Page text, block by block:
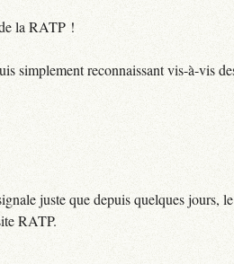
la RATP !
simplement reconnaissant vis-à-vis
juste que depuis quelques jours,
RATP.